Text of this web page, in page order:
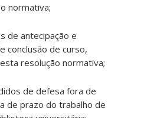
normativa;
de antecipação e
conclusão de curso,
resolução normativa;
de defesa fora de
de prazo do trabalho de